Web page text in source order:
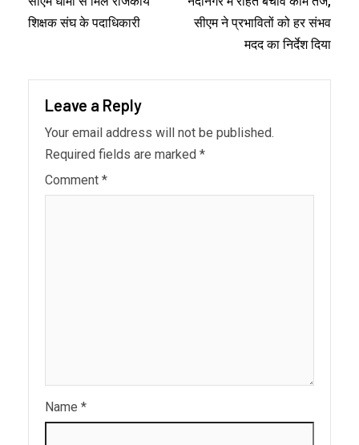
शिक्षक संघ के पदाधिकारी
सीएम ने प्रभावितों को हर संभव
मदद का निर्देश दिया
Leave a Reply
Your email address will not be published.
Required fields are marked *
Comment *
Name *